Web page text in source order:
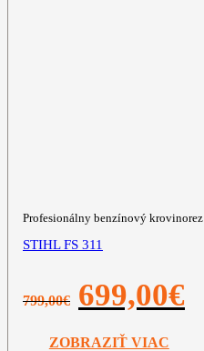
Profesionálny benzínový krovinorez
STIHL FS 311
799,00€
Pôvodná
cena
799,00€.
699,00€
ZOBRAZIŤ VIAC